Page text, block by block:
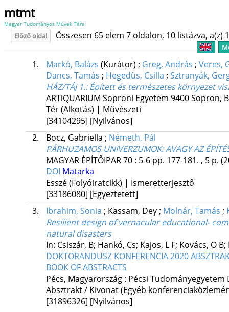
mtmt
Magyar Tudományos Művek Tára
Előző oldal Összesen 65 elem 7 oldalon, 10 listázva, a(z)
1. Markó, Balázs (Kurátor) ; Greg, András ; Veres,
Dancs, Tamás ; Hegedüs, Csilla ; Sztranyák,
HÁZ/TÁJ 1.: Épített és természetes környezet
ARTiQUARIUM Soproni Egyetem 9400 Sopron,
Tér (Alkotás) | Művészeti
[34104295] [Nyilvános]
2.
Bocz, Gabriella ; Németh, Pál
PÁRHUZAMOS UNIVERZUMOK: AVAGY AZ
MAGYAR ÉPÍTŐIPAR70: 5-6 pp. 177-181. , 5 p.
DOI Matarka
Esszé (Folyóiratcikk) | Ismeretterjesztő
[33186080] [Egyeztetett]
3.
Ibrahim, Sonia ; Kassam, Dey; Molnár, Tamás ;
Resilient design of vernacular educational-
natural disasters
In: Csiszár, B; Hankó, Cs; Kajos, L F; Kovács, O
DOKTORANDUSZ KONFERENCIA 2020
BOOK OF ABSTRACTS
Pécs, Magyarország : Pécsi
Absztrakt / Kivonat (Egyéb
[31896326] [Nyilvános]